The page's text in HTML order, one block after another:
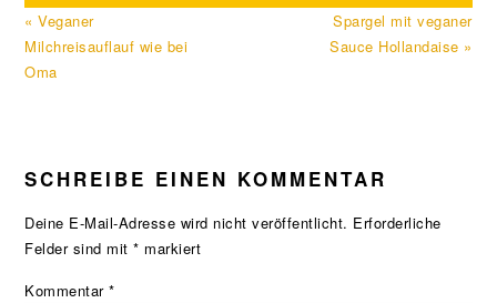
Vorheriger
Beitrag:
« Veganer
Milchreisauflauf wie bei
Oma
Nächster
Beitrag:
Spargel mit veganer
Sauce Hollandaise »
INTERAKTIONEN
SCHREIBE EINEN KOMMENTAR
Deine E-Mail-Adresse wird nicht veröffentlicht. Erforderliche
Felder sind mit* markiert
Kommentar*